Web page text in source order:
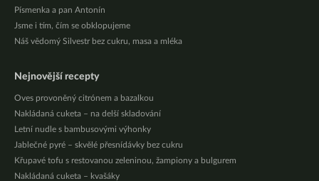
Písmenka a pan Antonín
Jsme i tím, čím se obklopujeme
Náš vědomý Silvestr bez cukru, masa a mléka
Nejnovější recepty
Oves provoněný citrónem a bazalkou
Nakládaná cuketa – na delší skladování
Letní nudle s bambusovými výhonky
Jablečné pyré – skvělé přesnídávky bez cukru
Křupavé tofu s restovanou zeleninou, žampiony a bulgurem
Nakládaná cuketa – kvašáky